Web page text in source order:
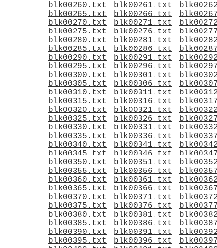
blk00260.txt
blk00261.txt
blk00265.txt
blk00266.txt
blk00270.txt
blk00271.txt
blk00275.txt
blk00276.txt
blk00280.txt
blk00281.txt
blk00285.txt
blk00286.txt
blk00290.txt
blk00291.txt
blk00295.txt
blk00296.txt
blk00300.txt
blk00301.txt
blk00305.txt
blk00306.txt
blk00310.txt
blk00311.txt
blk00315.txt
blk00316.txt
blk00320.txt
blk00321.txt
blk00325.txt
blk00326.txt
blk00330.txt
blk00331.txt
blk00335.txt
blk00336.txt
blk00340.txt
blk00341.txt
blk00345.txt
blk00346.txt
blk00350.txt
blk00351.txt
blk00355.txt
blk00356.txt
blk00360.txt
blk00361.txt
blk00365.txt
blk00366.txt
blk00370.txt
blk00371.txt
blk00375.txt
blk00376.txt
blk00380.txt
blk00381.txt
blk00385.txt
blk00386.txt
blk00390.txt
blk00391.txt
blk00395.txt
blk00396.txt